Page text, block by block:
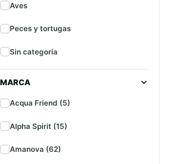
Aves
Peces y tortugas
Sin categoría
MARCA
Acqua Friend (5)
Alpha Spirit (15)
Amanova (62)